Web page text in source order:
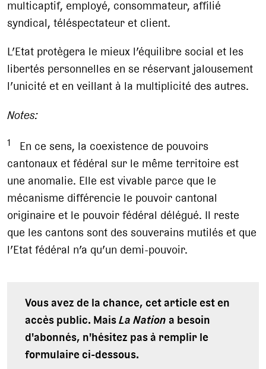
multicaptif, employé, consommateur, affilié
syndical, téléspectateur et client.
L’Etat protègera le mieux l’équilibre social et les
libertés personnelles en se réservant jalousement
l’unicité et en veillant à la multiplicité des autres.
Notes:
1
En ce sens, la coexistence de pouvoirs
cantonaux et fédéral sur le même territoire est
une anomalie. Elle est vivable parce que le
mécanisme différencie le pouvoir cantonal
originaire et le pouvoir fédéral délégué. Il reste
que les cantons sont des souverains mutilés et que
l’Etat fédéral n’a qu’un demi-pouvoir.
Vous avez de la chance, cet article est en
accès public. MaisLa Nationa besoin
d'abonnés, n'hésitez pas à remplir le
formulaire ci-dessous.